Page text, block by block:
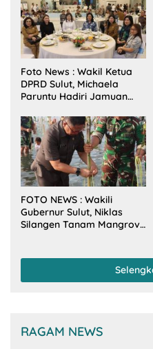
Foto News : Wakil Ketua
DPRD Sulut, Michaela
Paruntu Hadiri Jamuan
Sulut Bersama Wamenkes
RI
FOTO NEWS : Wakili
Gubernur Sulut, Niklas
Silangen Tanam Mangrove
RAGAM NEWS